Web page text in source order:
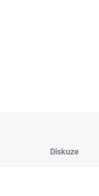
Diskuze